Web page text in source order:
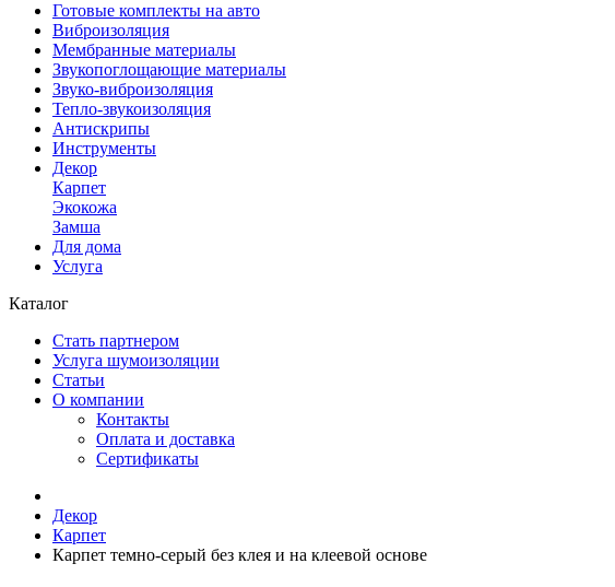
Готовые комплекты на авто
Виброизоляция
Мембранные материалы
Звукопоглощающие материалы
Звуко-виброизоляция
Тепло-звукоизоляция
Антискрипы
Инструменты
Декор
Карпет
Экокожа
Замша
Для дома
Услуга
Каталог
Стать партнером
Услуга шумоизоляции
Статьи
О компании
Контакты
Оплата и доставка
Сертификаты
Декор
Карпет
Карпет темно-серый без клея и на клеевой основе